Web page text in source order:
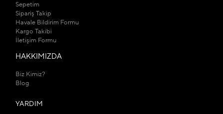
Sepetim
Sipariş Takip
Havale Bildirim Formu
Kargo Takibi
İletişim Formu
HAKKIMIZDA
Biz Kimiz?
Blog
YARDIM